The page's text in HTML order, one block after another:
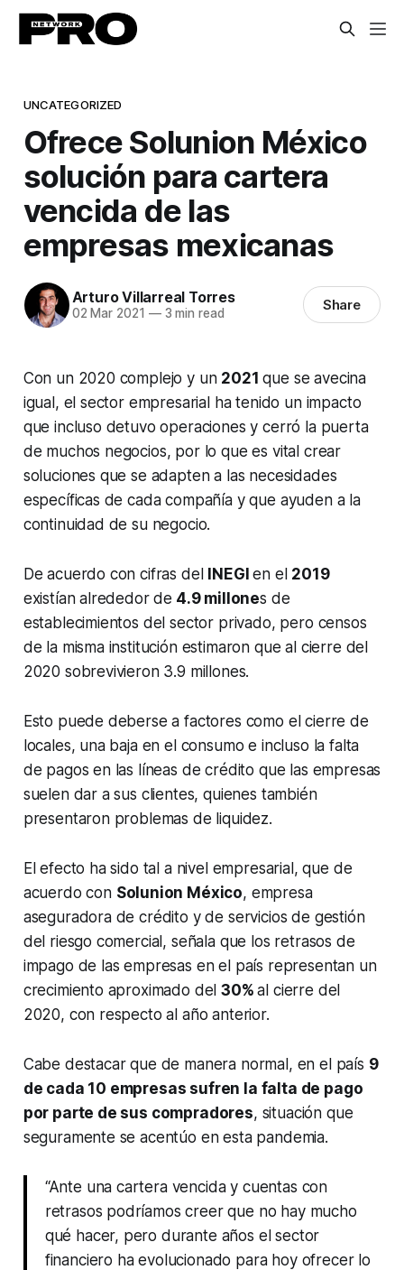
UNCATEGORIZED
Ofrece Solunion México
solución para cartera
vencida de las
empresas mexicanas
Arturo Villarreal Torres
02 Mar 2021 —3 min read Share
Con un 2020 complejo y un 2021que se avecina
igual, el sector empresarial ha tenido un impacto
que incluso detuvo operaciones y cerró la puerta
de muchos negocios, por lo que es vital crear
soluciones que se adapten a las necesidades
específicas de cada compañía y que ayuden a la
continuidad de su negocio.
De acuerdo con cifras del INEGIen el 2019
existían alrededor de 4.9 millones de
establecimientos del sector privado, pero censos
de la misma institución estimaron que al cierre del
2020 sobrevivieron 3.9 millones.
Esto puede deberse a factores como el cierre de
locales, una baja en el consumo e incluso la falta
de pagos en las líneas de crédito que las empresas
suelen dar a sus clientes, quienes también
presentaron problemas de liquidez.
El efecto ha sido tal a nivel empresarial, que de
acuerdo con Solunion México, empresa
aseguradora de crédito y de servicios de gestión
del riesgo comercial, señala que los retrasos de
impago de las empresas en el país representan un
crecimiento aproximado del30%al cierre del
2020, con respecto al año anterior.
Cabe destacar que de manera normal, en el país 9
de cada 10 empresas sufren la falta de pago
por parte de sus compradores, situación que
seguramente se acentúo en esta pandemia.
“Ante una cartera vencida y cuentas con
retrasos podríamos creer que no hay mucho
qué hacer, pero durante años el sector
financiero ha evolucionado para hoy ofrecer lo